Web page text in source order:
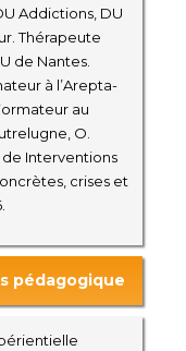
Addictions, DU
Thérapeute
de Nantes.
à l’Arepta-
au
O.
Interventions
crises et
pédagogique